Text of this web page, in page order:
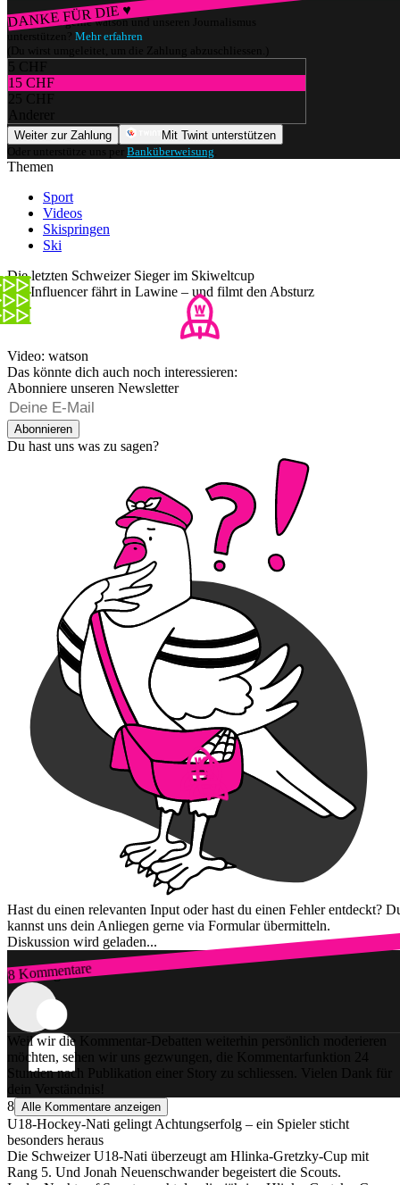
DANKE FÜR DIE ♥
Würdest du gerne watson und unseren Journalismus
unterstützen? Mehr erfahren
(Du wirst umgeleitet, um die Zahlung abzuschliessen.)
5 CHF
15 CHF
25 CHF
Anderer
Weiter zur Zahlung
Mit Twint unterstützen
Oder unterstütze uns per Banküberweisung
Themen
Sport
Videos
Skispringen
Ski
Die letzten Schweizer Sieger im Skiweltcup
Ski-Influencer fährt in Lawine – und filmt den Absturz
Video: watson
Das könnte dich auch noch interessieren:
Abonniere unseren Newsletter
Abonnieren
Du hast uns was zu sagen?
Hast du einen relevanten Input oder hast du einen Fehler entdeckt?
kannst uns dein Anliegen gerne via Formular übermitteln.
Diskussion wird geladen...
8 Kommentare
Zum Login
Weil wir die Kommentar-Debatten weiterhin persönlich moderieren
möchten, sehen wir uns gezwungen, die Kommentarfunktion 24
Stunden nach Publikation einer Story zu schliessen. Vielen Dank für
dein Verständnis!
8 Alle Kommentare anzeigen
U18-Hockey-Nati gelingt Achtungserfolg – ein Spieler sticht
besonders heraus
Die Schweizer U18-Nati überzeugt am Hlinka-Gretzky-Cup mit
Rang 5. Und Jonah Neuenschwander begeistert die Scouts.